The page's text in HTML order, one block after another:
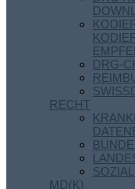
DRG-
RECHT
MD(K)